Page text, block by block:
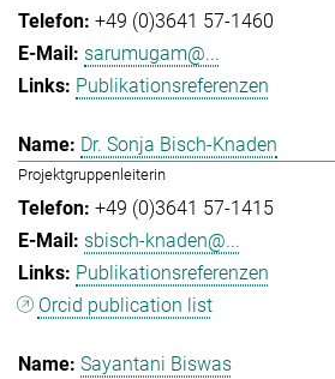
+49 (0)3641 57-1460
sarumugam@...
Publikationsreferenzen
Dr. Sonja Bisch-Knaden
Projektgruppenleiterin
+49 (0)3641 57-1415
sbisch-knaden@...
Publikationsreferenzen
Orcid publication list
Sayantani Biswas